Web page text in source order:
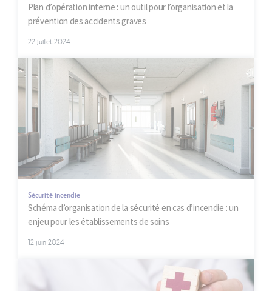
Plan d’opération interne : un outil pour l’organisation et la
prévention des accidents graves
22 juillet 2024
Sécurité incendie
Schéma d’organisation de la sécurité en cas d’incendie : un
enjeu pour les établissements de soins
12 juin 2024